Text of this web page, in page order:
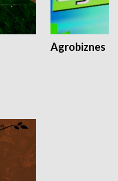
Agrobiznes